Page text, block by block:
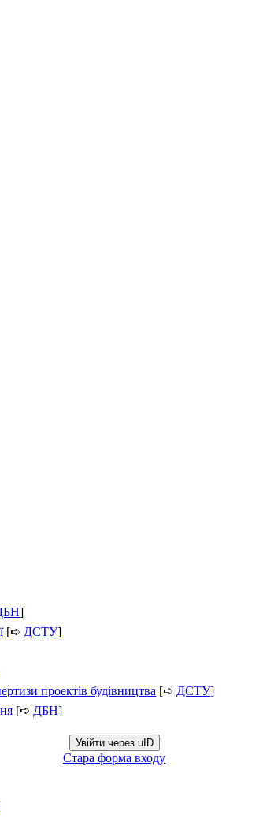
]
[➪ ДСТУ]
проектів будівництва [➪ ДСТУ]
[➪ ДБН]
Увійти через uID
Стара форма входу